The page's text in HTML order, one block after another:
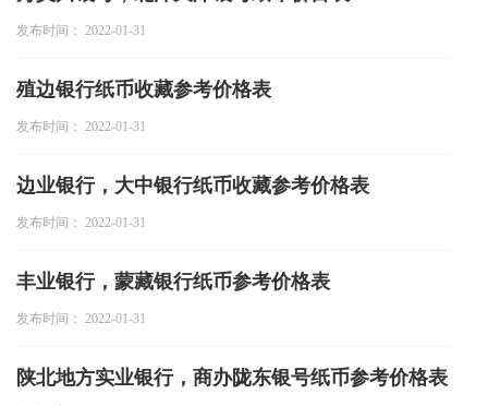
新品预告
投资论坛
发布时间： 2022-01-31
殖边银行纸币收藏参考价格表
发布时间： 2022-01-31
边业银行，大中银行纸币收藏参考价格表
发布时间： 2022-01-31
丰业银行，蒙藏银行纸币参考价格表
发布时间： 2022-01-31
陕北地方实业银行，商办陇东银号纸币参考价格表